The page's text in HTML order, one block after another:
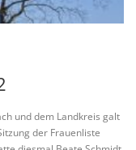
und dem Landkreis galt
der Frauenliste